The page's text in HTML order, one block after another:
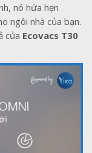
nó hứa hẹn
ngôi nhà của bạn.
của Ecovacs T30